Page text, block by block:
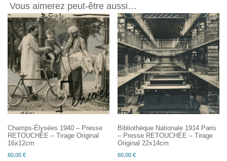
Vous aimerez peut-être aussi…
Champs-Élysées 1940 – Presse
RETOUCHÉE – Tirage Original
16x12cm
60,00 €
Bibliothèque Nationale 1914 Paris
– Presse RETOUCHÉE – Tirage
Original 22x14cm
60,00€